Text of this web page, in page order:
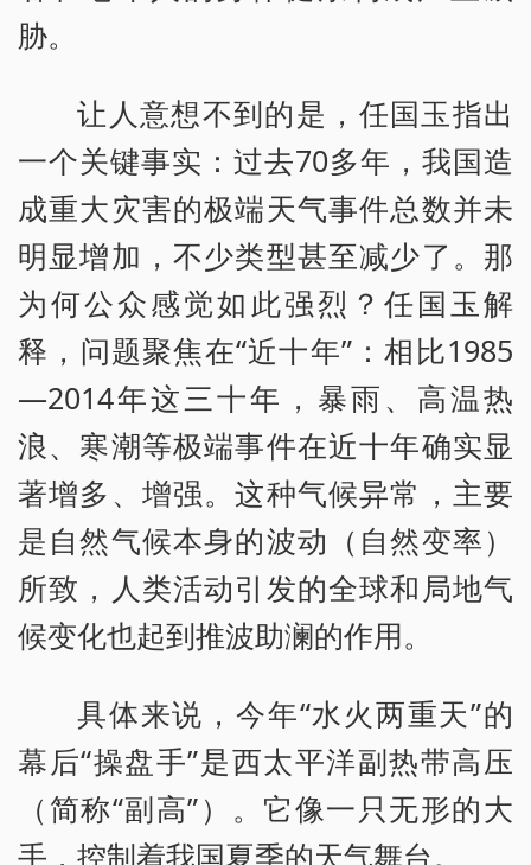
胁。
让人意想不到的是，任国玉指出
一个关键事实：过去70多年，我国造
成重大灾害的极端天气事件总数并未
明显增加，不少类型甚至减少了。那
为何公众感觉如此强烈？任国玉解
释，问题聚焦在“近十年”：相比1985
—2014年这三十年，暴雨、高温热
浪、寒潮等极端事件在近十年确实显
著增多、增强。这种气候异常，主要
是自然气候本身的波动（自然变率）
所致，人类活动引发的全球和局地气
候变化也起到推波助澜的作用。
具体来说，今年“水火两重天”的
幕后“操盘手”是西太平洋副热带高压
（简称“副高”）。它像一只无形的大
手，控制着我国夏季的天气舞台。